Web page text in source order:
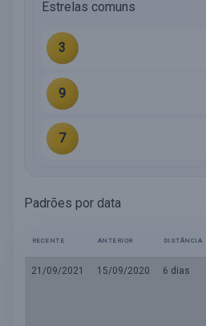
Estrelas comuns
3
9
7
Padrões por data
RECENTE ANTERIOR DISTÂNCIA
21/09/2021 15/09/2020
6 dias